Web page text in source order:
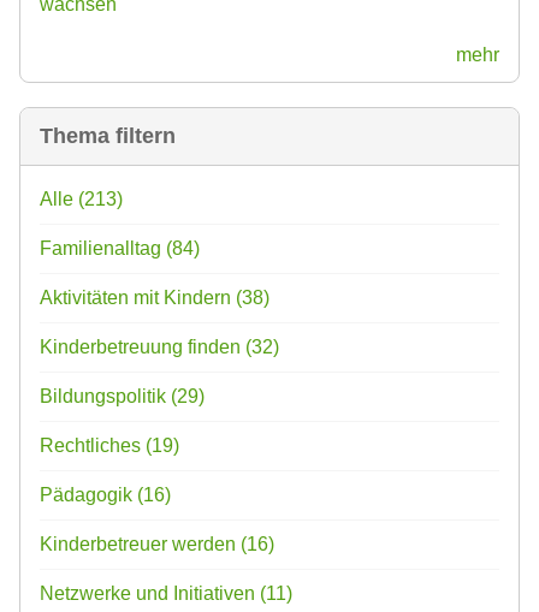
wachsen
mehr
Thema filtern
Alle (213)
Familienalltag (84)
Aktivitäten mit Kindern (38)
Kinderbetreuung finden (32)
Bildungspolitik (29)
Rechtliches (19)
Pädagogik (16)
Kinderbetreuer werden (16)
Netzwerke und Initiativen (11)